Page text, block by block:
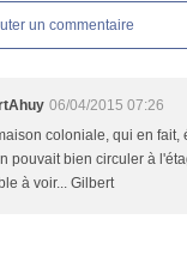
un commentaire
06/04/2015 07:26
coloniale, qui en fait,
pouvait bien circuler à
à voir... Gilbert